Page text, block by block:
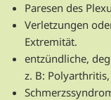
Paresen des
Verletzungen
Extremität.
entzündliche,
z. B: